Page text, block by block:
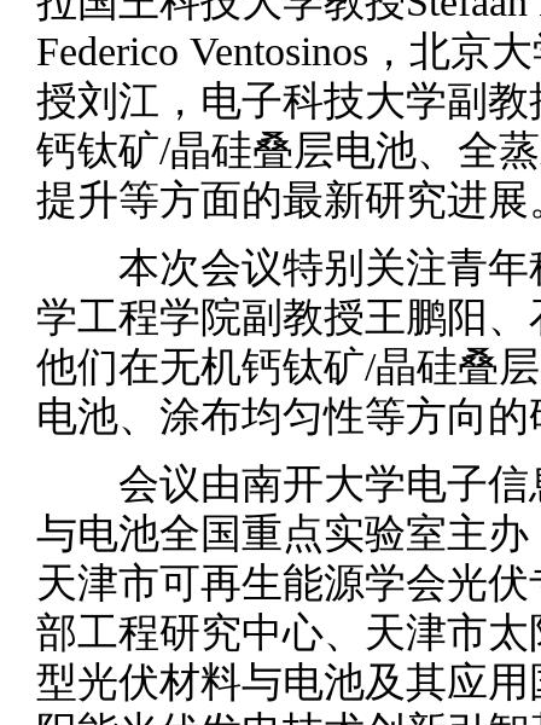
Federico Ventosinos，北京
授刘江，电子科技大学副
钙钛矿/晶硅叠层电池、全
提升等方面的最新研究进展
本次会议特别关注青年
学工程学院副教授王鹏阳
他们在无机钙钛矿/晶硅叠
电池、涂布均匀性等方向
会议由南开大学电子信
与电池全国重点实验室主
天津市可再生能源学会光
部工程研究中心、天津市
型光伏材料与电池及其应